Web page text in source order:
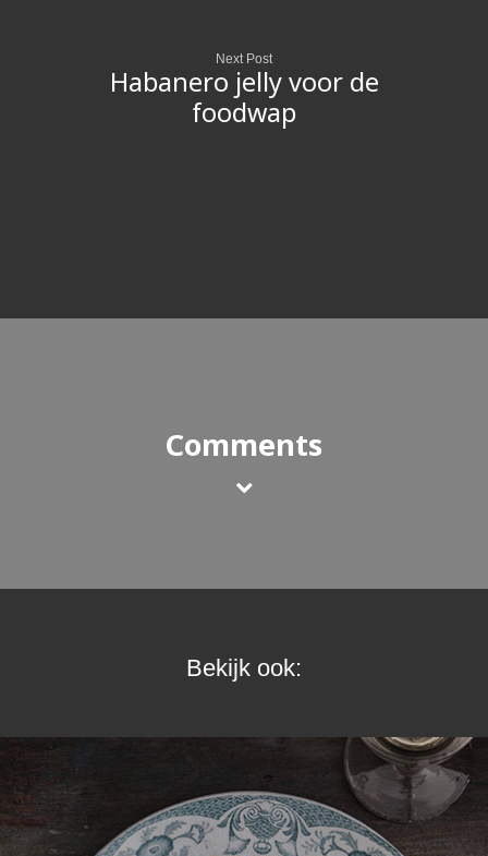
Next Post
Habanero jelly voor de
foodwap
Comments
Bekijk ook: